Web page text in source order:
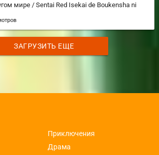
мире / Sentai Red Isekai de Boukensha ni
ЗАГРУЗИТЬ ЕЩЕ
Приключения
Драма